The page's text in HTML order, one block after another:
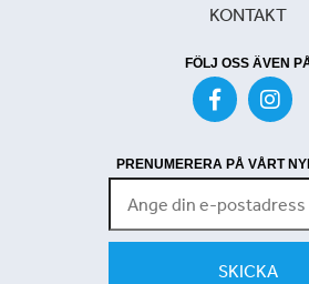
KONTAKT
FÖLJ OSS ÄVEN
PRENUMERERA PÅ VÅRT